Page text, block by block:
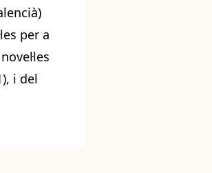
per a
i del